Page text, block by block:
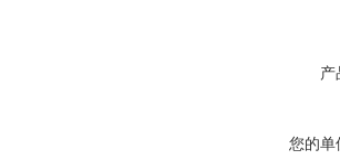
产
您的单